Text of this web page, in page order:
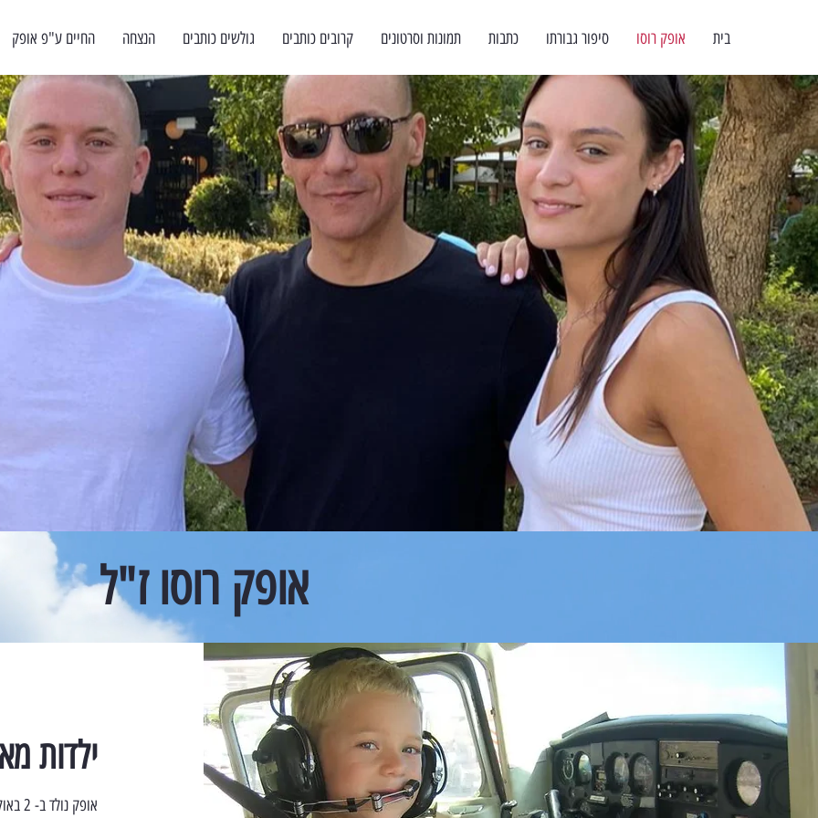
בית אופק רוסו סיפור גבורתו כתבות תמונות וסרטונים קרובים כותבים גולשים כותבים הנצחה החיים ע"פ אופק
אופק רוסו ז"ל
ילדות
אופק נולד ב- 2 באוקטובר 2002, אח לענבר, בן לפני ויניב רוסו.